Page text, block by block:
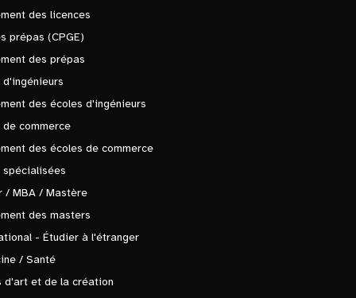
des licences
prépas (CPGE)
des prépas
d'ingénieurs
des écoles d'ingénieurs
de commerce
des écoles de commerce
spécialisées
/ MBA / Mastère
des masters
- Étudier à l'étranger
/ Santé
d'art et de la création